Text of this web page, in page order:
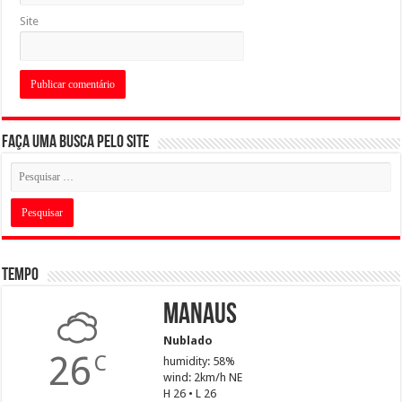
Site
Faça uma busca pelo Site
Tempo
26 C
Manaus
Nublado
humidity: 58%
wind: 2km/h NE
H 26 • L 26